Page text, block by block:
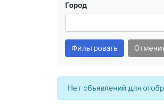
Город
Фильтровать
Нет объявлений для